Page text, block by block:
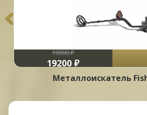
19990 ₽
19200 ₽
Металлоискатель